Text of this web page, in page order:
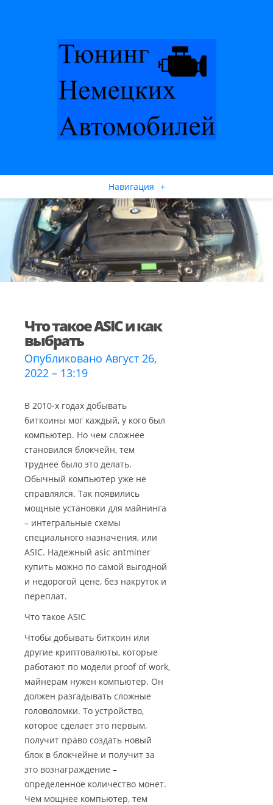
Навигация +
Что такое ASIC и как
выбрать
Опубликовано Август 26,
2022 – 13:19
В 2010-х годах добывать
биткоины мог каждый, у кого был
компьютер. Но чем сложнее
становился блокчейн, тем
труднее было это делать.
Обычный компьютер уже не
справлялся. Так появились
мощные установки для майнинга
– интегральные схемы
специального назначения, или
ASIC. Надежный asic antminer
купить можно по самой выгодной
и недорогой цене, без накруток и
переплат.
Что такое ASIC
Чтобы добывать биткоин или
другие криптовалюты, которые
работают по модели proof of work,
майнерам нужен компьютер. Он
должен разгадывать сложные
головоломки. То устройство,
которое сделает это первым,
получит право создать новый
блок в блокчейне и получит за
это вознаграждение –
определенное количество монет.
Чем мощнее компьютер, тем